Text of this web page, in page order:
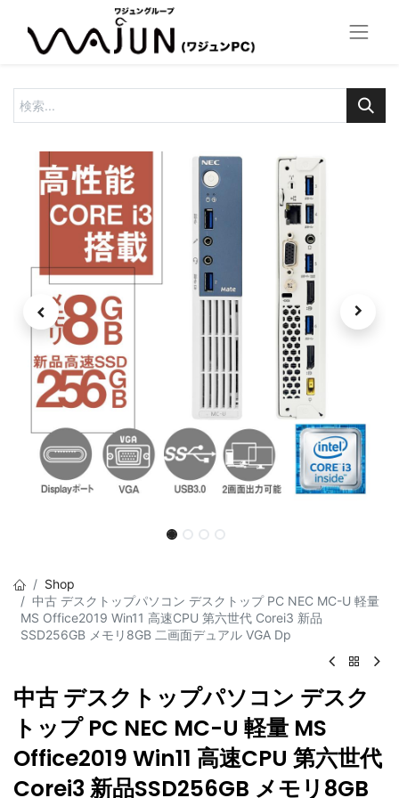
Shop
中古 デスクトップパソコン デスクトップ PC NEC MC-U 軽量
MS Office2019 Win11 高速CPU 第六世代 Corei3 新品
SSD256GB メモリ8GB 二画面デュアル VGA Dp
中古 デスクトップパソコン デスク
トップ PC NEC MC-U 軽量 MS
Office2019 Win11 高速CPU 第六世代
Corei3 新品SSD256GB メモリ8GB